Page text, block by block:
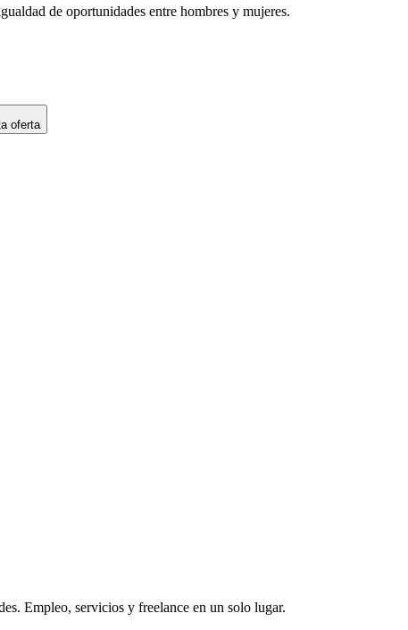
de oportunidades entre hombres y mujeres.
oferta
Empleo, servicios y freelance en un solo lugar.